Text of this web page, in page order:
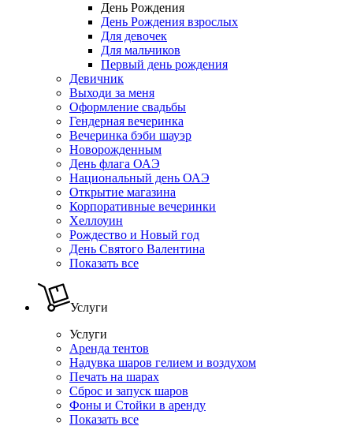
День Рождения
День Рождения взрослых
Для девочек
Для мальчиков
Первый день рождения
Девичник
Выходи за меня
Оформление свадьбы
Гендерная вечеринка
Вечеринка бэби шауэр
Новорожденным
День флага ОАЭ
Национальный день ОАЭ
Открытие магазина
Корпоративные вечеринки
Хеллоуин
Рождество и Новый год
День Святого Валентина
Показать все
Услуги
Услуги
Аренда тентов
Надувка шаров гелием и воздухом
Печать на шарах
Сброс и запуск шаров
Фоны и Стойки в аренду
Показать все